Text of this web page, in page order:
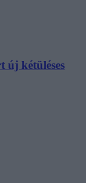
új kétüléses